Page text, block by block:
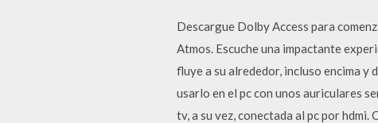
Descargue Dolby Access para
Atmos. Escuche una impactante
fluye a su alrededor, incluso encima
usarlo en el pc con unos auriculares
tv, a su vez, conectada al pc por